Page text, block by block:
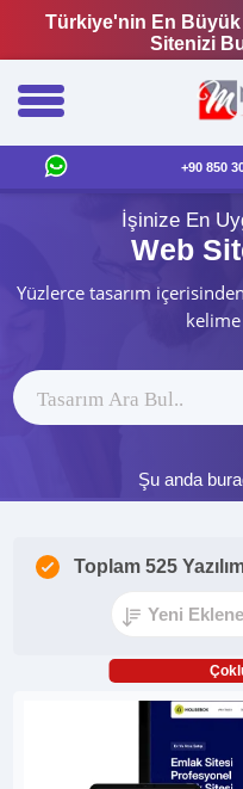
Türkiye'nin En Büyük
Sitenizi
+90 850
İşinize En
Web
Yüzlerce tasarım
Şu anda
Toplam 525